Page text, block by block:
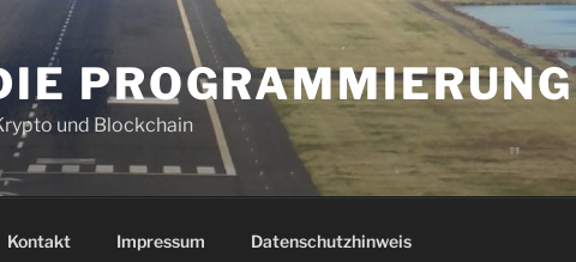
PROGRAMMIERUNG
und Blockchain
Kontakt Impressum Datenschutzhinweis